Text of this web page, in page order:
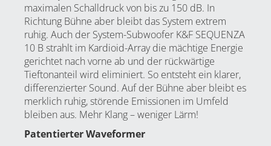
maximalen Schalldruck von bis zu 150 dB. In
Richtung Bühne aber bleibt das System extrem
ruhig. Auch der System-Subwoofer K&F SEQUENZA
10 Bstrahlt im Kardioid-Array die mächtige Energie
gerichtet nach vorne ab und der rückwärtige
Tieftonanteil wird eliminiert. So entsteht ein klarer,
differenzierter Sound. Auf der Bühne aber bleibt es
merklich ruhig, störende Emissionen im Umfeld
bleiben aus. Mehr Klang – weniger Lärm!
Patentierter Waveformer